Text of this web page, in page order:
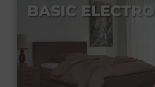
BASIC ELECTRO